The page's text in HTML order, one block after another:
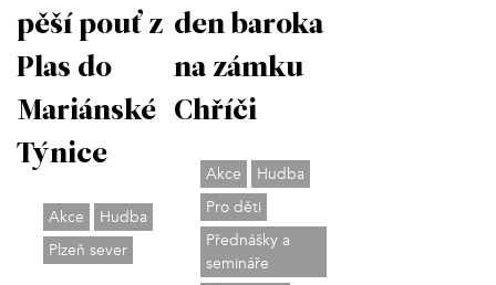
pěší pouť z
Plas do
Mariánské
Týnice
Akce
Hudba
Plzeň sever
den baroka
na zámku
Chříči
Akce
Hudba
Pro děti
Přednášky a
semináře